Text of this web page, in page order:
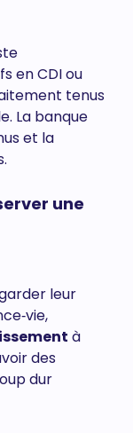
en CDI ou
tenus
La banque
et la
une
leur
à
des
dur